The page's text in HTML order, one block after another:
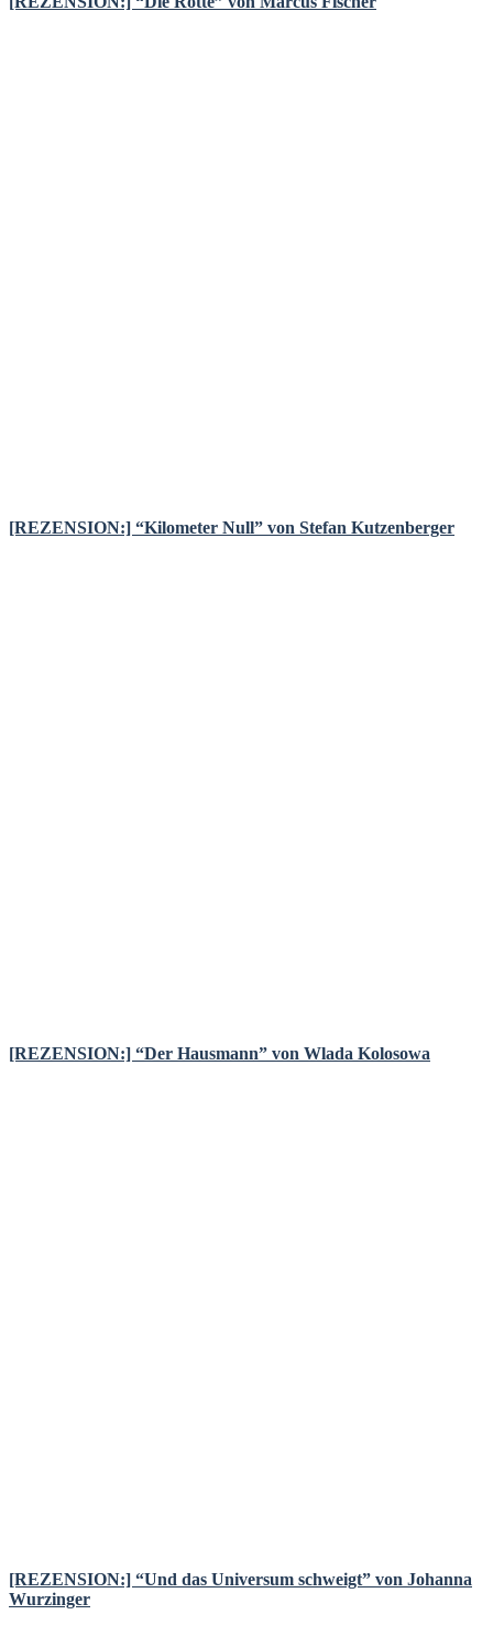
[REZENSION:] “Kilometer Null” von Stefan Kutzenberger
[REZENSION:] “Der Hausmann” von Wlada Kolosowa
[REZENSION:] “Und das Universum schweigt” von Johanna
Wurzinger